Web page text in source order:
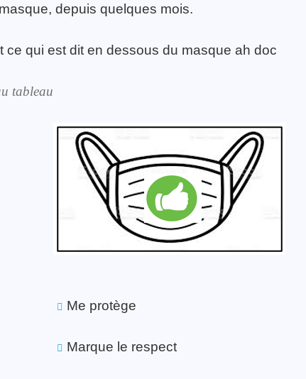
depuis quelques mois.
ce qui est dit en dessous du masque ah doc
tableau
Me protège
Marque le respect